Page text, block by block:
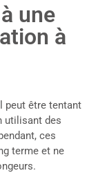
une
à
peut être tentant
utilisant des
ces
terme et ne